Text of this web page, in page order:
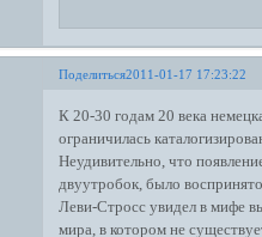
Поделиться2011-01-17 17:23:22
К 20-30 годам 20 века
ограничилась
Неудивительно, что
двуутробок, было
Леви-Стросс увидел в мифе
мира, в котором не